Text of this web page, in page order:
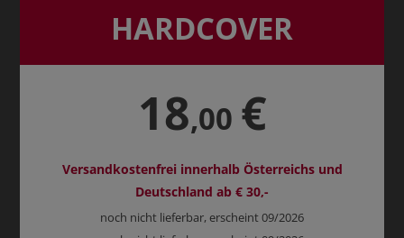
HARDCOVER
18,00 €
Versandkostenfrei innerhalb Österreichs und
Deutschland ab € 30,-
noch nicht lieferbar, erscheint 09/2026